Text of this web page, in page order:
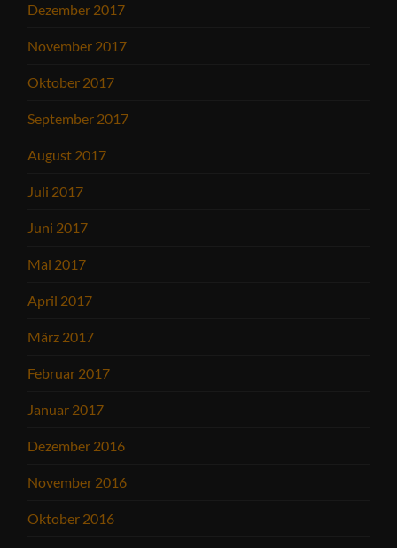
Dezember 2017
November 2017
Oktober 2017
September 2017
August 2017
Juli 2017
Juni 2017
Mai 2017
April 2017
März 2017
Februar 2017
Januar 2017
Dezember 2016
November 2016
Oktober 2016